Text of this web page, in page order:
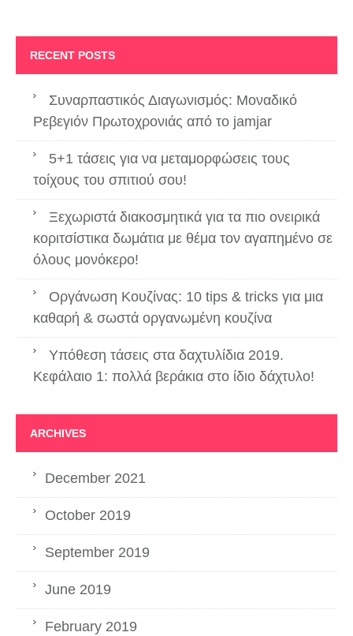
RECENT POSTS
Συναρπαστικός Διαγωνισμός: Μοναδικό
Ρεβεγιόν Πρωτοχρονιάς από το jamjar
5+1 τάσεις για να μεταμορφώσεις τους
τοίχους του σπιτιού σου!
Ξεχωριστά διακοσμητικά για τα πιο ονειρικά
κοριτσίστικα δωμάτια με θέμα τον αγαπημένο σε
όλους μονόκερο!
Οργάνωση Κουζίνας: 10 tips & tricks για μια
καθαρή & σωστά οργανωμένη κουζίνα
Υπόθεση τάσεις στα δαχτυλίδια 2019.
Κεφάλαιο 1: πολλά βεράκια στο ίδιο δάχτυλο!
ARCHIVES
December 2021
October 2019
September 2019
June 2019
February 2019